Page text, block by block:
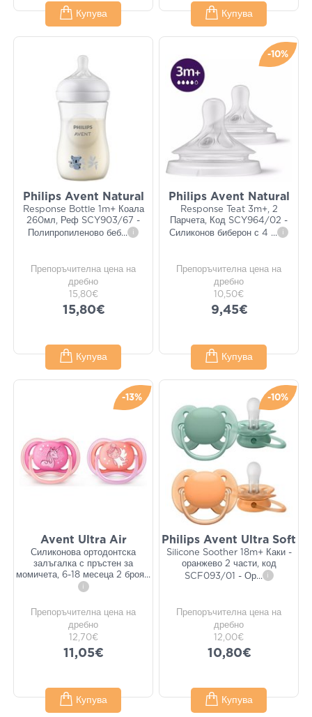
Купува Купува
Philips Avent Natural
Response Bottle 1m+ Коала
260мл, Реф SCY903/67 -
Полипропиленово беб... i
Препоръчителна цена на
дребно
15,80€
15,80€
Купува
-10%
Philips Avent Natural
Response Teat 3m+, 2
Парчета, Код SCY964/02 -
Силиконов биберон с 4 ... i
Препоръчителна цена на
дребно
10,50€
9,45€
Купува
-13%
Avent Ultra Air
Силиконова ортодонтска
залъгалка с пръстен за
момичета, 6-18 месеца 2 броя...
i
Препоръчителна цена на
дребно
12,70€
11,05€
Купува
-10%
Philips Avent Ultra Soft
Silicone Soother 18m+ Каки -
оранжево 2 части, код
SCF093/01 - Ор... i
Препоръчителна цена на
дребно
12,00€
10,80€
Купува